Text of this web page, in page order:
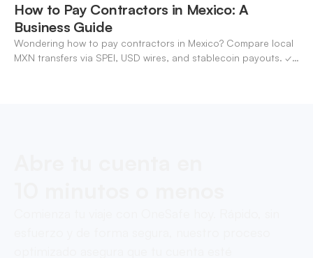
How to Pay Contractors in Mexico: A
Business Guide
Wondering how to pay contractors in Mexico? Compare local
MXN transfers via SPEI, USD wires, and stablecoin payouts. ✓